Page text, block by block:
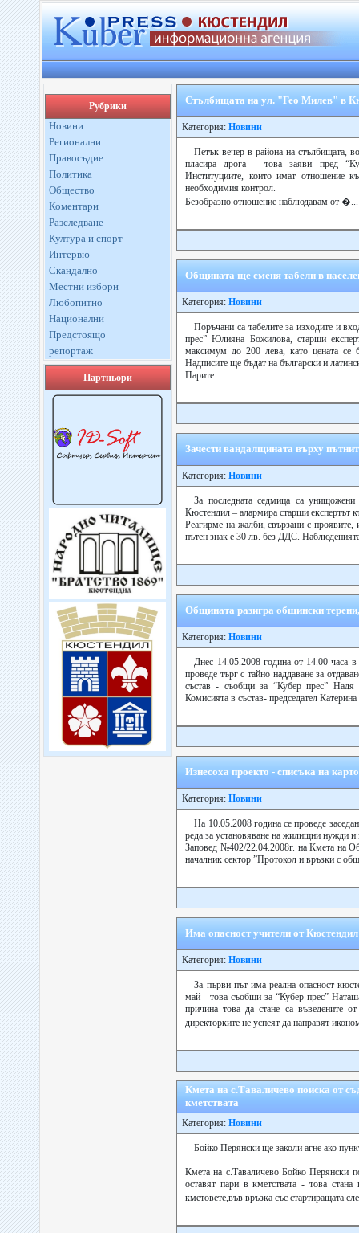
Рубрики
Новини
Регионални
Правосъдие
Политика
Общество
Коментари
Разследване
Култура и спорт
Интервю
Скандално
Местни избори
Любопитно
Национални
Предстоящо
репортаж
Партньори
Стълбищата на ул. "Гео Милев" в
Категория: Новини
Петък вечер в района на стълбищата,
пласира дрога - това заяви пред
Институциите, които имат отношение
необходимия контрол.
Безобразно отношение наблюдавам от �...
Общината ще сменя табели в
Категория: Новини
Поръчани са табелите за изходите и
прес” Юлияна Божилова, старши
максимум до 200 лева, като цената се
Надписите ще бъдат на български и
Парите ...
Зачести вандалщината върху
Категория: Новини
За последната седмица са
Кюстендил – алармира старши
Реагирме на жалби, свързани с
пътен знак е 30 лв. без ДДС.
Общината разигра общински
Категория: Новини
Днес 14.05.2008 година от 14.00 часа
проведе търг с тайно наддаване за
състав - съобщи за “Кубер прес” Надя
Комисията в състав- председател
Изнесоха проекто - списъка на
Категория: Новини
На 10.05.2008 година се проведе
реда за установяване на жилищни нужди
Заповед №402/22.04.2008г. на Кмета на
началник сектор ”Протокол и връзки с
Има опасност учители от
Категория: Новини
За първи път има реална опасност
май - това съобщи за “Кубер прес”
причина това да стане са въведените
директорките не успеят да направят
Кмета на с.Таваличево поиска от
кметствата
Категория: Новини
Бойко Перянски ще заколи агне ако
Кмета на с.Таваличево Бойко Перянски
оставят пари в кметствата - това
кметовете,във връзка със стартиращата